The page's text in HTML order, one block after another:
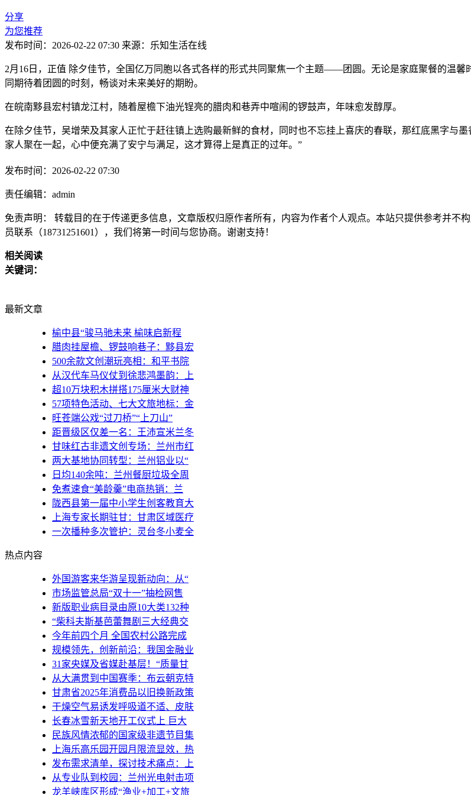
分享
为您推荐
发布时间：2026-02-22 07:30 来源：乐知生活在线
2月16日，正值 除夕佳节，全国亿万同胞以各式各样的形式共同聚焦一个主题——团圆。无论是家庭聚餐的温
同期待着团圆的时刻，畅谈对未来美好的期盼。
在皖南黟县宏村镇龙江村，随着屋檐下油光锃亮的腊肉和巷弄中喧闹的锣鼓声，年味愈发醇厚。
在除夕佳节，吴增荣及其家人正忙于赶往镇上选购最新鲜的食材，同时也不忘挂上喜庆的春联，那红底黑字与
家人聚在一起，心中便充满了安宁与满足，这才算得上是真正的过年。”
发布时间：2026-02-22 07:30
责任编辑：admin
免责声明： 转载目的在于传递更多信息，文章版权归原作者所有，内容为作者个人观点。本站只提供参考并不
员联系（18731251601），我们将第一时间与您协商。谢谢支持！
相关阅读
关键词：
最新文章
榆中县“骏马驰未来 榆味启新程
腊肉挂屋檐、锣鼓响巷子：黟县宏
500余款文创潮玩亮相：和平书院
从汉代车马仪仗到徐悲鸿墨韵：上
超10万块积木拼搭175厘米大财神
57项特色活动、七大文旅地标：金
旺苍端公戏“过刀桥”“上刀山”
距晋级区仅差一名：王沛宣米兰冬
甘味红古非遗文创专场：兰州市红
两大基地协同转型：兰州铝业以“
日均140余吨：兰州餐厨垃圾全周
免煮速食“美龄羹”电商热销：兰
陇西县第一届中小学生创客教育大
上海专家长期驻甘：甘肃区域医疗
一次播种多次管护：灵台冬小麦全
热点内容
外国游客来华游呈现新动向：从“
市场监管总局“双十一”抽检网售
新版职业病目录由原10大类132种
“柴科夫斯基芭蕾舞剧三大经典交
今年前四个月 全国农村公路完成
规模领先，创新前沿：我国金融业
31家央媒及省媒赴基层！“质量甘
从大满贯到中国赛季：布云朝克特
甘肃省2025年消费品以旧换新政策
干燥空气易诱发呼吸道不适、皮肤
长春冰雪新天地开工仪式上 巨大
民族风情浓郁的国家级非遗节目集
上海乐高乐园开园月限流显效，热
发布需求清单，探讨技术痛点：上
从专业队到校园：兰州光电射击项
龙羊峡库区形成“渔业+加工+文旅